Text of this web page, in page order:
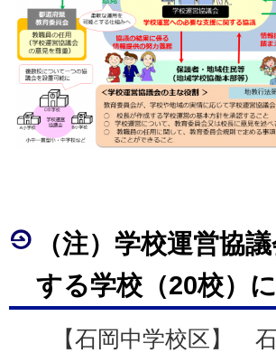
（注）学校運営協
する学校（20校）
【石岡中学校区】